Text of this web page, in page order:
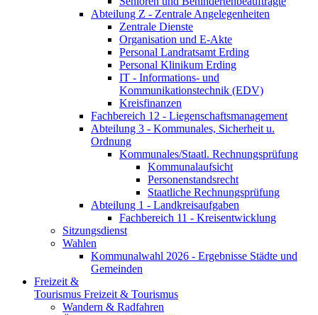
Abteilung Z - Zentrale Angelegenheiten
Zentrale Dienste
Organisation und E-Akte
Personal Landratsamt Erding
Personal Klinikum Erding
IT - Informations- und
Kommunikationstechnik (EDV)
Kreisfinanzen
Fachbereich 12 - Liegenschaftsmanagement
Abteilung 3 - Kommunales, Sicherheit u.
Ordnung
Kommunales/Staatl. Rechnungsprüfung
Kommunalaufsicht
Personenstandsrecht
Staatliche Rechnungsprüfung
Abteilung 1 - Landkreisaufgaben
Fachbereich 11 - Kreisentwicklung
Sitzungsdienst
Wahlen
Kommunalwahl 2026 - Ergebnisse Städte und
Gemeinden
Freizeit &
Tourismus Freizeit & Tourismus
Wandern & Radfahren